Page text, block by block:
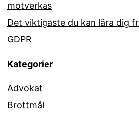
motverkas
Det viktigaste du kan lära dig
GDPR
Kategorier
Advokat
Brottmål